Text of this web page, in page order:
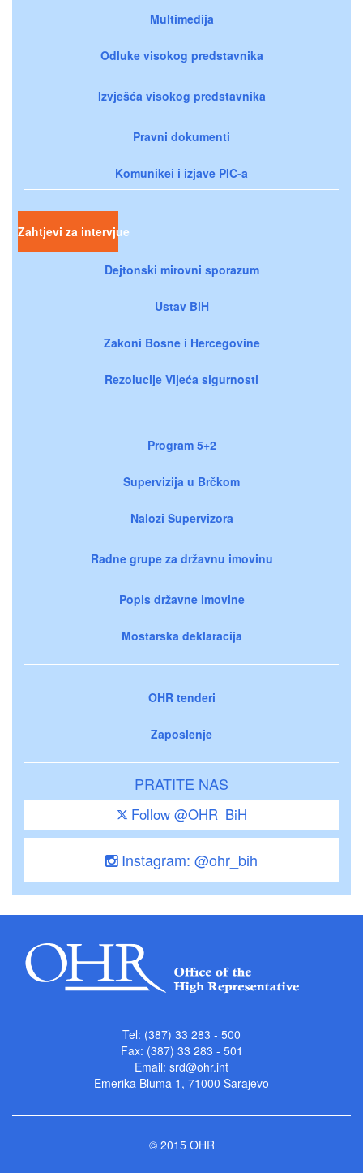
Multimedija
Odluke visokog predstavnika
Izvješća visokog predstavnika
Pravni dokumenti
Komunikei i izjave PIC-a
Zahtjevi za intervjue
Dejtonski mirovni sporazum
Ustav BiH
Zakoni Bosne i Hercegovine
Rezolucije Vijeća sigurnosti
Program 5+2
Supervizija u Brčkom
Nalozi Supervizora
Radne grupe za državnu imovinu
Popis državne imovine
Mostarska deklaracija
OHR tenderi
Zaposlenje
PRATITE NAS
Follow @OHR_BiH
Instagram: @ohr_bih
Tel: (387) 33 283 - 500
Fax: (387) 33 283 - 501
Email: srd@ohr.int
Emerika Bluma 1, 71000 Sarajevo
© 2015 OHR